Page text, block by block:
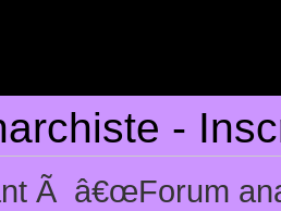
-
Ã â€œForum